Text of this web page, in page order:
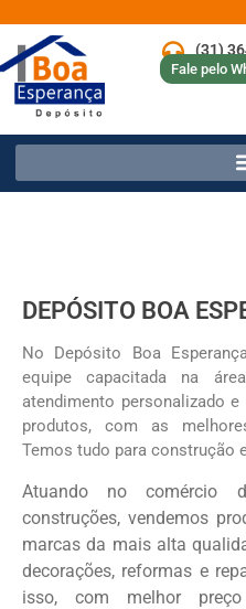
(31)
Fale pelo
DEPÓSITO BOA
No Depósito Boa
equipe capacitada na
atendimento personalizado
produtos, com as
Temos tudo para construção
Atuando no comércio
construções, vendemos
marcas da mais alta
decorações, reformas e
isso, com melhor